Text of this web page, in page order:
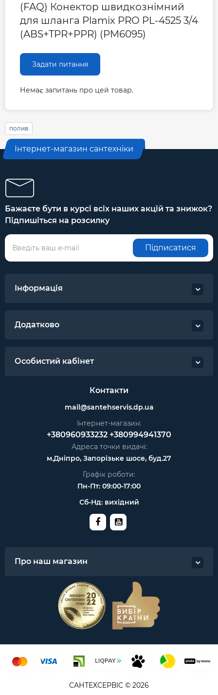
(FAQ) Конектор швидкознімний
для шланга Plamix PRO PL-4525 3/4
(ABS+TPR+PPR) (PM6095)
Задати питання
Немає запитань про цей товар.
полив
Інтернет-магазин сантехніки
Бажаєте бути в курсі всіх наших акцій та знижок?
Підпишіться на розсилку
Підписатися
Інформація
Додатково
Особистий кабінет
Контакти
mail@santehservis.dp.ua
Інтернет-магазин:
+380960933232 +380994941370
Адреса точки видачі:
м.Дніпро, Запорізьке шосе, буд.27
Графік роботи:
Пн-Пт: 09:00-17:00
Сб-Нд: вихідний
Про наш магазин
САНТЕХСЕРВІС © 2026